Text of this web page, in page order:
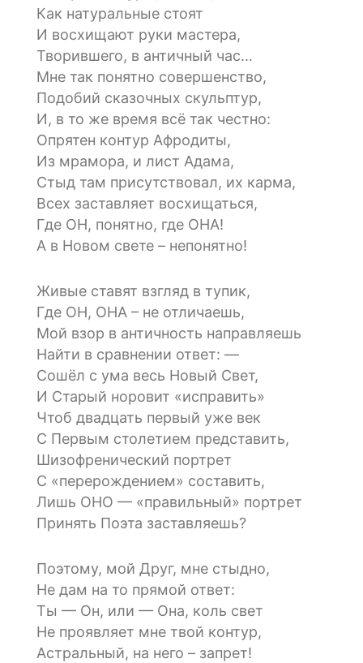
Как натуральные стоят
И восхищают руки мастера,
Творившего, в античный час…
Мне так понятно совершенство,
Подобий сказочных скульптур,
И, в то же время всё так честно:
Опрятен контур Афродиты,
Из мрамора, и лист Адама,
Стыд там присутствовал, их карма,
Всех заставляет восхищаться,
Где ОН, понятно, где ОНА!
А в Новом свете – непонятно!
Живые ставят взгляд в тупик,
Где ОН, ОНА – не отличаешь,
Мой взор в античность направляешь
Найти в сравнении ответ: —
Сошёл с ума весь Новый Свет,
И Старый норовит «исправить»
Чтоб двадцать первый уже век
С Первым столетием представить,
Шизофренический портрет
С «перерождением» составить,
Лишь ОНО — «правильный» портрет
Принять Поэта заставляешь?
Поэтому, мой Друг, мне стыдно,
Не дам на то прямой ответ:
Ты — Он, или — Она, коль свет
Не проявляет мне твой контур,
Астральный, на него – запрет!